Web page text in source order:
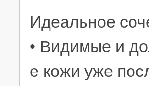
Идеальное
• Видимые и
е кожи уже